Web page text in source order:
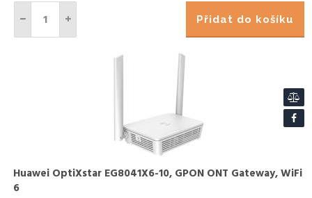
Přidat do košíku
Huawei OptiXstar EG8041X6-10, GPON ONT Gateway, WiFi
6